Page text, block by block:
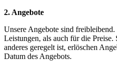
2. Angebote
Unsere Angebote sind
Leistungen, als auch für die
anderes geregelt ist, erlöschen
Datum des Angebots.